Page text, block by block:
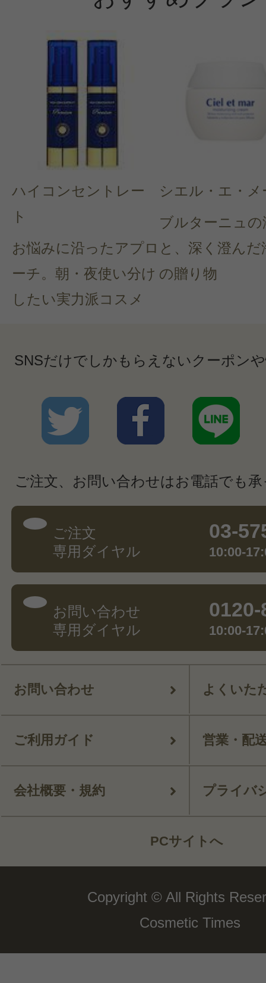
ハイコンセントレー
ト
お悩みに沿ったアプロ
ーチ。朝・夜使い分け
したい実力派コスメ
シエル・エ・メ
ブルターニュの
と、深く澄んだ
の贈り物
SNSだけでしかもらえないクーポン
ご注文、お問い合わせはお電話でも
ご注文
専用ダイヤル
03-
10:00-
お問い合わせ
専用ダイヤル
10:00-
お問い合わせ よくいた
ご利用ガイド 営業・配
会社概要・規約 プライバ
PCサイトへ
Copyright © All Rights
Cosmetic Times